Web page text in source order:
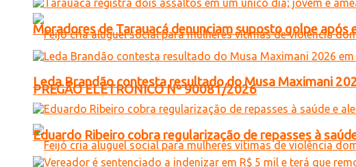
PREGÃO ELETRONICO Nº 90081/2026
Moradores de Tarauacá denunciam suposto golpe
Leda Brandão contesta resultado do Musa Maximani
Eduardo Ribeiro cobra regularização de repasses à